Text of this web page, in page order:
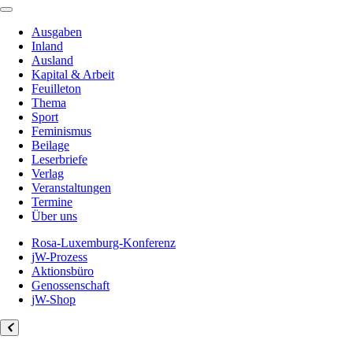
Ausgaben
Inland
Ausland
Kapital & Arbeit
Feuilleton
Thema
Sport
Feminismus
Beilage
Leserbriefe
Verlag
Veranstaltungen
Termine
Über uns
Rosa-Luxemburg-Konferenz
jW-Prozess
Aktionsbüro
Genossenschaft
jW-Shop